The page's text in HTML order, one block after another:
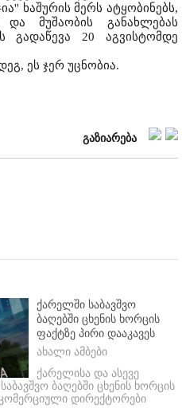
ხაშურის მერს ატყობინებს,
მუშაობის განახლებას
გადაწევა 20 აგვისტომდე
ეს ჯერ უცნობია.
გაზიარება
ქარელში საბავშვო
ბაღებში ცხენის ხორცის
ფაქტზე პირი დააკავეს
ახალი ამბები
ქარელისა და ასევე
ბაღებში ცხენის ხორცის
კომერციული დირექტორები